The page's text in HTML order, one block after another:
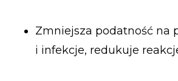
Zmniejsza podatność na
i infekcje, redukuje